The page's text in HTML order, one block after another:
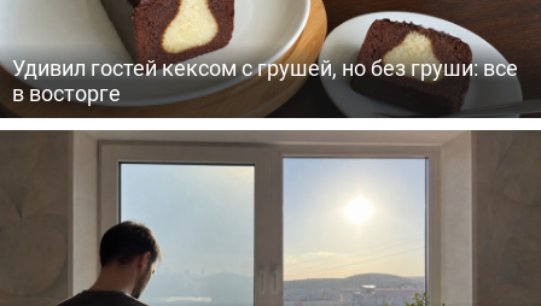
Удивил гостей кексом с грушей, но без груши: все
в восторге